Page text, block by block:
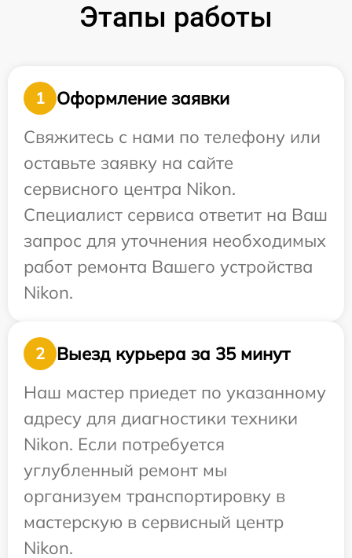
Этапы работы
1
Оформление заявки
Свяжитесь с нами по телефону или
оставьте заявку на сайте
сервисного центра Nikon.
Специалист сервиса ответит на Ваш
запрос для уточнения необходимых
работ ремонта Вашего устройства
Nikon.
2
Выезд курьера за 35 минут
Наш мастер приедет по указанному
адресу для диагностики техники
Nikon. Если потребуется
углубленный ремонт мы
организуем транспортировку в
мастерскую в сервисный центр
Nikon.